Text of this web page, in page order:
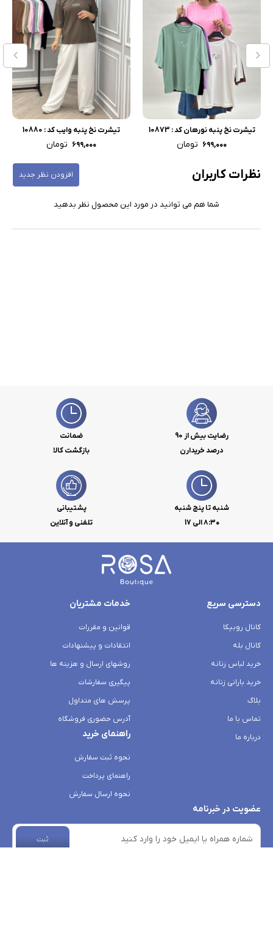
تیشرت نخ پنبه نورهان کد : 10873
۶۹۹,۰۰۰ تومان
تیشرت نخ پنبه وایب کد : 10880
۶۹۹,۰۰۰ تومان
نظرات کاربران افزودن نظر جدید
شما هم می توانید در مورد این محصول نظر بدهید
رضایت بیش از 90
درصد خریدارن
ضمانت
بازگشت کالا
شنبه تا پنج شنبه
۸:۳۰ الی 17
پشتیبانی
تلفنی و آنلاین
دسترسی سریع
کانال روبیکا
کانال بله
خرید لباس زنانه
خرید بارانی زنانه
بلاگ
تماس با ما
درباره ما
خدمات مشتریان
قوانین و مقررات
انتقادات و پیشنهادات
روشهای ارسال و هزینه ها
پیگیری سفارشات
پرسش های متداول
آدرس حضوری فروشگاه
راهنمای خرید
نحوه ثبت سفارش
راهنمای پرداخت
نحوه ارسال سفارش
عضویت در خبرنامه
ثبت